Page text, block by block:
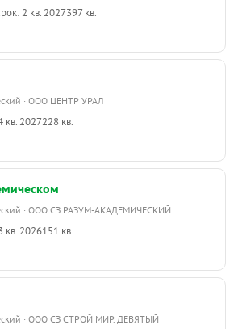
2 кв. 2027397 кв.
· ООО ЦЕНТР УРАЛ
кв. 2027228 кв.
· ООО СЗ РАЗУМ-АКАДЕМИЧЕСКИЙ
кв. 2026151 кв.
· ООО СЗ СТРОЙ МИР. ДЕВЯТЫЙ